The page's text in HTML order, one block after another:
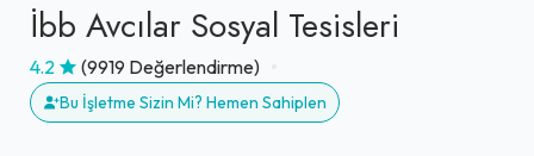
İbb Avcılar Sosyal Tesisleri
4.2 (9919 Değerlendirme)
Bu İşletme Sizin Mi? Hemen Sahiplen